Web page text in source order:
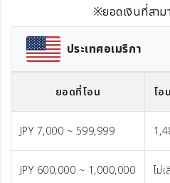
※ยอดเงินที่สาม
ประเทศอเมริกา
ยอดที่โอน โอ
JPY 7,000 ~ 599,999
JPY 600,000 ~ 1,000,000 ไม่